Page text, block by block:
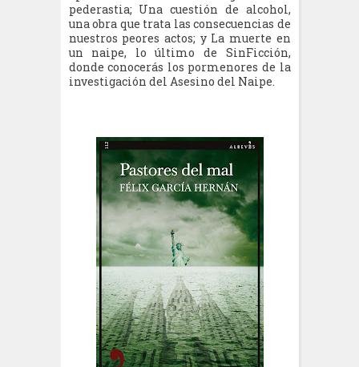
pederastia; Una cuestión de alcohol,
una obra que trata las consecuencias de
nuestros peores actos; y La muerte en
un naipe, lo último de SinFicción,
donde conocerás los pormenores de la
investigación del Asesino del Naipe.